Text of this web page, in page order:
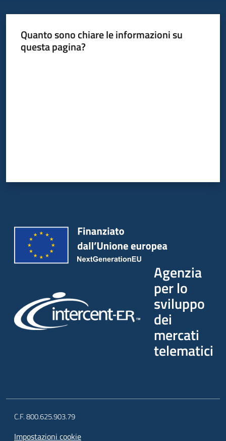
Quanto sono chiare le informazioni su
questa pagina?
Agenzia
per lo
sviluppo
dei
mercati
telematici
C.F. 800.625.903.79
Impostazioni cookie